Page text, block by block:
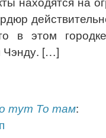
в этом
Чэнду. […]
тут То там: